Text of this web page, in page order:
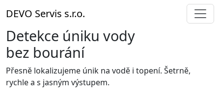
DEVO Servis s.r.o.
Detekce úniku vody
bez bourání
Přesně lokalizujeme únik na vodě i topení. Šetrně,
rychle a s jasným výstupem.